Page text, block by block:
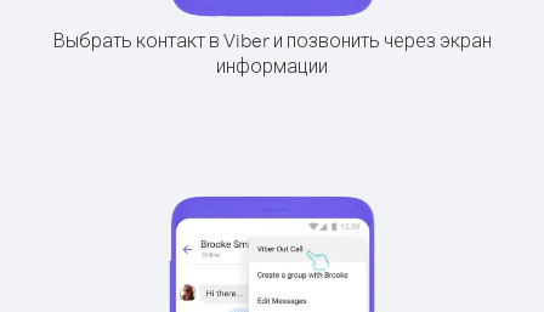
Выбрать контакт в Viber и позвонить через экран
информации